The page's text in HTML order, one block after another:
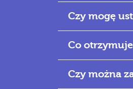
Czy mogę
Co
Czy można